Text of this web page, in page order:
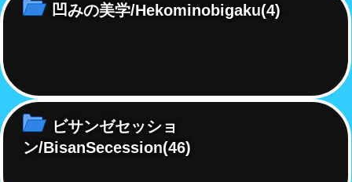
凹みの美学/Hekominobigaku(4)
ビサンゼセッショ
ン/BisanSecession(46)